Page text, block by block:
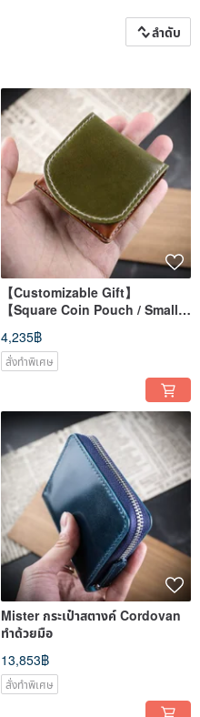
ลำดับ
【Customizable Gift】
【Square Coin Pouch / Small
Change Purse / Horseshoe
Coin Purse】Cordovan
Horsehide
4,235฿
สั่งทำพิเศษ
Mister กระเป๋าสตางค์ Cordovan
ทำด้วยมือ
13,853฿
สั่งทำพิเศษ